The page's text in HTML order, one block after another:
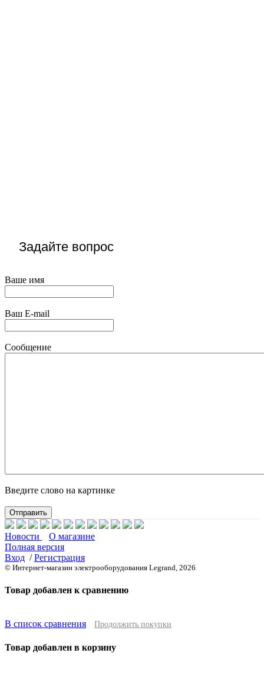
Задайте вопрос
Ваше имя
Ваш E-mail
Сообщение
Введите слово на картинке
Новости
О магазине
Полная версия
Вход /Регистрация
© Интернет-магазин электрооборудования Legrand, 2026
Товар добавлен к сравнению
В список сравнения Продолжить покупки
Товар добавлен в корзину